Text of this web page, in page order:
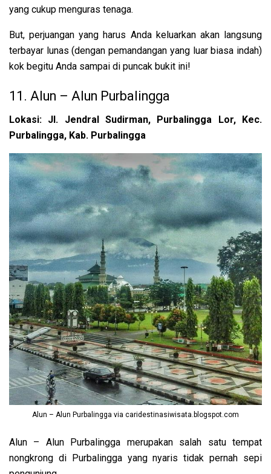
yang cukup menguras tenaga.
But, perjuangan yang harus Anda keluarkan akan langsung
terbayar lunas (dengan pemandangan yang luar biasa indah)
kok begitu Anda sampai di puncak bukit ini!
11. Alun – Alun Purbalingga
Lokasi: Jl. Jendral Sudirman, Purbalingga Lor, Kec.
Purbalingga, Kab. Purbalingga
Alun – Alun Purbalingga via caridestinasiwisata.blogspot.com
Alun – Alun Purbalingga merupakan salah satu tempat
nongkrong di Purbalingga yang nyaris tidak pernah sepi